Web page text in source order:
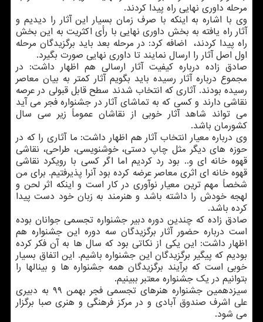
مرحله داوری نهایی راه پیدا کردند.
وی با اشاره به اینکه با ‏صرف زمان بسیار این آثار را دیدیم و
آثار راه یافته به بخش داوری نهایی با رأی اکثریت به این بخش
‏راه پیدا کردند، ‬ اضافه کرد: در مرحله بعد باید برگزیدگان مرحله
اول اصل آثار را ارسال نمایند تا داوری نهایی ‏صورت بگیرد.
صادق زاده درباره کیفیت آثار ارسالی هم اظهار داشت: در
مجموع درباره آثار رسیده باید بگویم آثار کمتر به بیان معاصر
رسیده بودند. آثاری که انتخاب شدند سطح قابل قبولی ‏در عرصه
نقاشی دارند و کسی که به تماشای آثار در جشنواره فجر می آید
می تواند شاهد آثار خوبی از نقاشان عموماً زیر سی سال
کشورمان باشد. ‏
وی درباره معیار انتخاب آثار هم اظهار داشت: ما آثاری را که در
حوزه های دیگر مثل چاپ دستی، ‏خوشنویسی، طراحی، نقاشی
قهوه خانه ای و.. بود رد کردیم اما اگر کسی با رویکرد ‏نقاشی
قهوه خانه ای اثری معاصر عرضه کرده بود آنرا پذیرفتیم. برای من
شخصاً مهم ترین ‏معیار نوآوری در کار است و اینکه اثر لحن و
لهجه خودش را داشته باشد و هنرمند به زبان ‏خود دست پیدا
کرده باشد. ‏
صادق زاده که چندین دوره دبیر جشنواره تجسمی جوانان بوده
است درباره حضور آثار ‏برگزیدگان سه دوره این جشنواره هم
اظهار داشت: این یکی از نکاتی بود که سال ها به آن فکر کرده
‏بودیم که پیگیر برگزیدگان این جشنواره باشیم. این اتفاق بسیار
خوبی است که برآیند برگزیدگان همه جشنواره ها و‬ بینالها را
بتوانیم در یک جشنواره معتبر ببینیم. ‏
سیزدهمین جشنواره هنرهای تجسمی فجر بهمن ۹۹ به دبیری
علی اشرف صندوق آبادی و در مرکز فرهنگی و هنری صبا برگزار
‏می شود.‏